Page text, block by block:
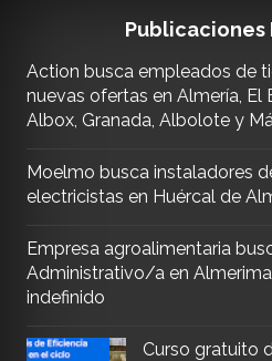
Publicaciones
Action busca empleados de
nuevas ofertas en Almería, El
Albox, Granada, Albolote y
Moelmo busca instaladores
electricistas en Huércal de
Empresa agroalimentaria
Administrativo/a en
indefinido
Curso gratuito